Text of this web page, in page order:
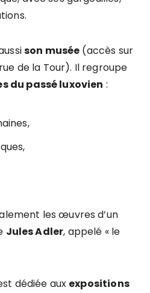
son musée (accès sur
de la Tour). Il regroupe
du passé luxovien :
les œuvres d’un
Jules Adler, appelé « le
dédiée aux expositions